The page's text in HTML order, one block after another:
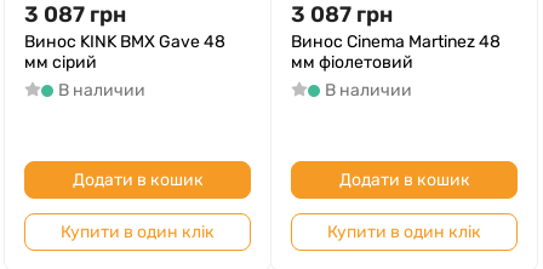
3 087 грн
Винос KINK BMX Gave 48
мм сірий
В наличии
Додати в кошик
Купити в один клік
3 087 грн
Винос Cinema Martinez 48
мм фіолетовий
В наличии
Додати в кошик
Купити в один клік